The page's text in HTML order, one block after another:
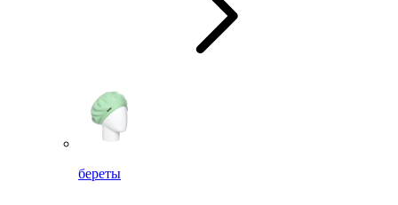
береты